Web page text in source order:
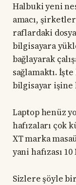
Halbuki yeni
amacı,
raflardaki
bilgisayara
bağlayarak
sağlamaktı.
bilgisayar işine
Laptop henüz
hafızaları çok
XT marka
yani hafızası
Sizlere şöyle